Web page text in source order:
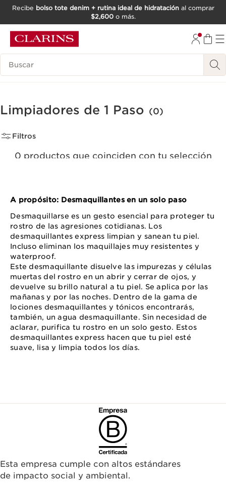
IR AL PIE DE PÁGINA
Recibe bolso tote denim + rutina ideal de hidrataciónal comprar
$2,600o más.
Buscar
Limpiadores de 1 Paso (0)
Filtros
0 productos que coinciden con tu selección
A propósito: Desmaquillantes en un solo paso
Desmaquillarse es un gesto esencial para proteger tu
rostro de las agresiones cotidianas. Los
desmaquillantes express limpian y sanean tu piel.
Incluso eliminan los maquillajes muy resistentes y
waterproof.
Este desmaquillante disuelve las impurezas y células
muertas del rostro en un abrir y cerrar de ojos, y
devuelve su brillo natural a tu piel. Se aplica por las
mañanas y por las noches. Dentro de la gama de
lociones desmaquillantes y tónicos encontrarás,
también, un agua desmaquillante. Sin necesidad de
aclarar, purifica tu rostro en un solo gesto. Estos
desmaquillantes express hacen que tu piel esté
suave, lisa y limpia todos los días.
Esta empresa cumple con altos estándares
de impacto social y ambiental.